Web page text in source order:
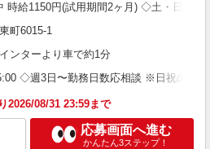
時給1150円(試用期間2ヶ月) ◇土・日・
町6015-1
ンターより車で約1分
◇週3日〜勤務日数応相談 ※日祝のシ
2026/08/31 23:59まで
応募画面へ進む
かんたん3ステップ！